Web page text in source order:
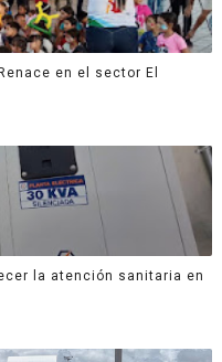
en el sector El
la atención sanitaria en